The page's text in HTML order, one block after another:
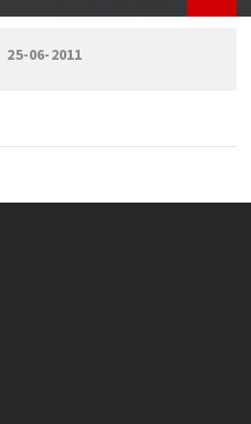
25-06-2011